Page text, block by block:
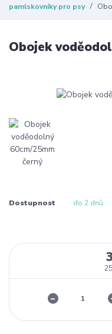
pamlskovníky pro psy
Obojek
Dostupnost do 2 dnů